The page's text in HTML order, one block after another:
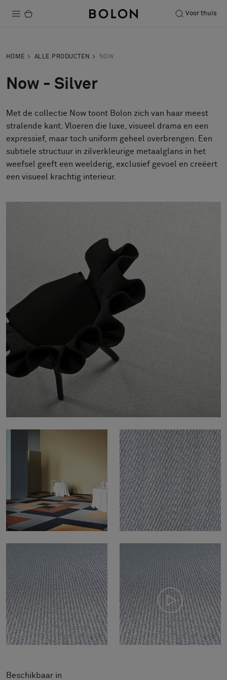
Voor thuis
Duurzaamheid
Installatie
Onderhoud
Samenwerkingen met Designers
Over ons
FAQ
Contact
Image & Material Bank
Pattern Tile Tool
Selecteer land
HOME ALLE PRODUCTEN NOW
Now - Silver
Met de collectie Now toont Bolon zich van haar meest
stralende kant. Vloeren die luxe, visueel drama en een
expressief, maar toch uniform geheel overbrengen. Een
subtiele structuur in zilverkleurige metaalglans in het
weefsel geeft een weelderig, exclusief gevoel en creëert
een visueel krachtig interieur.
Beschikbaar in